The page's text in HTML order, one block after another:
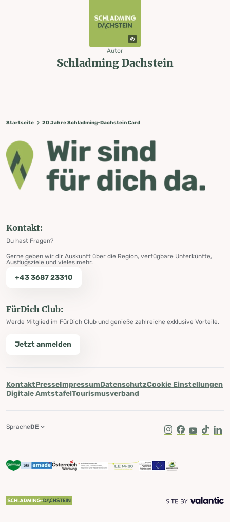
Autor
Schladming Dachstein
Startseite 20 Jahre Schladming-Dachstein Card
Kontakt:
Du hast Fragen?
Gerne geben wir dir Auskunft über die Region, verfügbare Unterkünfte,
Ausflugsziele und vieles mehr.
+43 3687 23310
FürDich Club:
Werde Mitglied im FürDich Club und genieße zahlreiche exklusive Vorteile.
Jetzt anmelden
KontaktPresseImpressumDatenschutzCookie Einstellungen
Digitale AmtstafelTourismusverband
Instagram
Facebook
Youtube
Tik Tok
SpracheDE